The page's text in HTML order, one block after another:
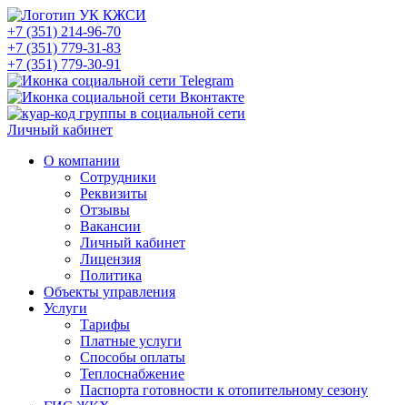
+7 (351) 214-96-70
+7 (351) 779-31-83
+7 (351) 779-30-91
Личный кабинет
О компании
Сотрудники
Реквизиты
Отзывы
Вакансии
Личный кабинет
Лицензия
Политика
Объекты управления
Услуги
Тарифы
Платные услуги
Способы оплаты
Теплоснабжение
Паспорта готовности к отопительному сезону